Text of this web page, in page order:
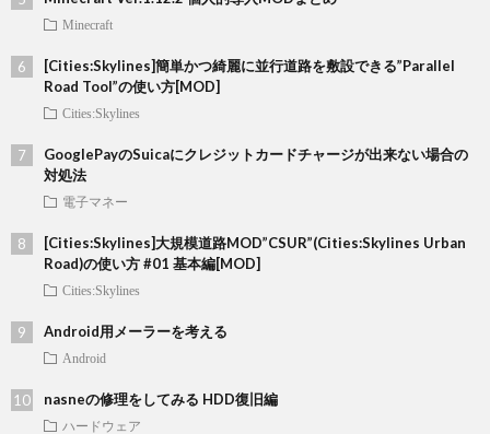
Minecraft
[Cities:Skylines]簡単かつ綺麗に並行道路を敷設できる”Parallel
Road Tool”の使い方[MOD]
Cities:Skylines
GooglePayのSuicaにクレジットカードチャージが出来ない場合の
対処法
電子マネー
[Cities:Skylines]大規模道路MOD”CSUR”(Cities:Skylines Urban
Road)の使い方 #01 基本編[MOD]
Cities:Skylines
Android用メーラーを考える
Android
nasneの修理をしてみる HDD復旧編
ハードウェア